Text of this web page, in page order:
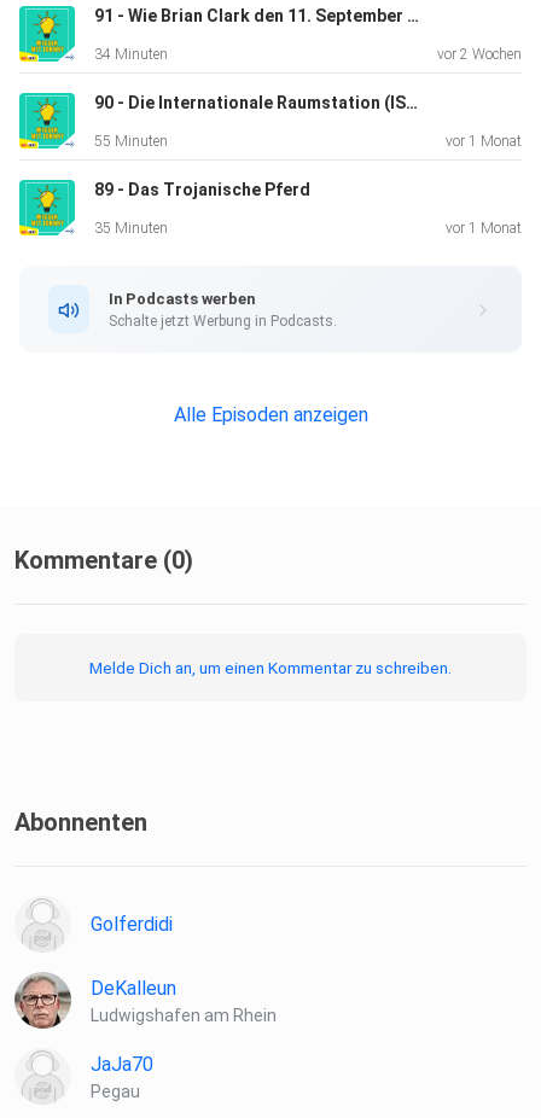
Alle unsere Podcasts: https://linktr.ee/wissenmitpodcasts
Unsere Schulplaner für 2026/2027:
Wissen mit Johnny auf Instagram:
https://www.instagram.com/wissenmitjohnny/reels/
(22:25) Kapitel 5: Der letzte Einschlag
(29:04) Zusammenfassung
91 - Wie Brian Clark den 11. September überlebte (9/11 Deep Dive 1)
34 Minuten vor 2 Wochen
90 - Die Internationale Raumstation (ISS)
55 Minuten vor 1 Monat
89 - Das Trojanische Pferd
35 Minuten vor 1 Monat
In Podcasts werben
Schalte jetzt Werbung in Podcasts.
Alle Episoden anzeigen
Kommentare (0)
Melde Dich an, um einen Kommentar zu schreiben.
Abonnenten
Golferdidi
DeKalleun
Ludwigshafen am Rhein
JaJa70
Pegau